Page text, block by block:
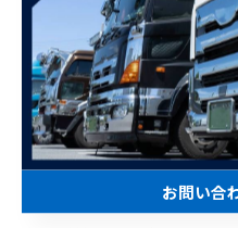
実際に、荷受け場の断熱
業動線の見直しなどで「
スや事故の減少につなが
います。補助金を活用す
えつつ、長期的な運送費
注意点としては、補助金
お問い合